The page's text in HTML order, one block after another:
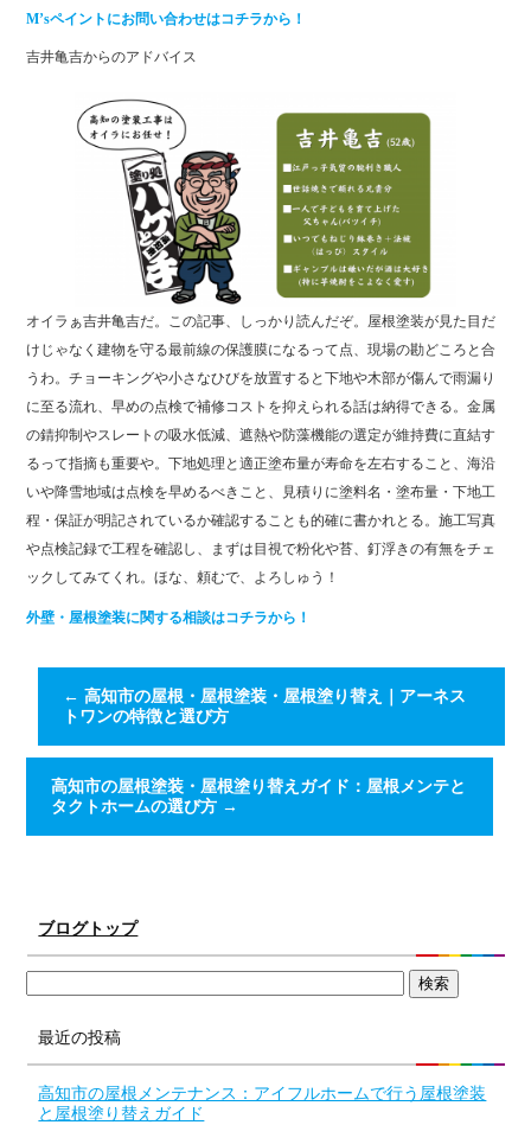
M’sペイントにお問い合わせはコチラから！
吉井亀吉からのアドバイス
オイラぁ吉井亀吉だ。この記事、しっかり読んだぞ。屋根塗装が見た目だ
けじゃなく建物を守る最前線の保護膜になるって点、現場の勘どころと合
うわ。チョーキングや小さなひびを放置すると下地や木部が傷んで雨漏り
に至る流れ、早めの点検で補修コストを抑えられる話は納得できる。金属
の錆抑制やスレートの吸水低減、遮熱や防藻機能の選定が維持費に直結す
るって指摘も重要や。下地処理と適正塗布量が寿命を左右すること、海沿
いや降雪地域は点検を早めるべきこと、見積りに塗料名・塗布量・下地工
程・保証が明記されているか確認することも的確に書かれとる。施工写真
や点検記録で工程を確認し、まずは目視で粉化や苔、釘浮きの有無をチェ
ックしてみてくれ。ほな、頼むで、よろしゅう！
外壁・屋根塗装に関する相談はコチラから！
← 高知市の屋根・屋根塗装・屋根塗り替え｜アーネス
トワンの特徴と選び方
高知市の屋根塗装・屋根塗り替えガイド：屋根メンテと
タクトホームの選び方 →
ブログトップ
最近の投稿
高知市の屋根メンテナンス：アイフルホームで行う屋根塗装
と屋根塗り替えガイド